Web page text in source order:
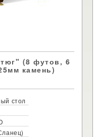
(8 футов, 6
камень)
стол